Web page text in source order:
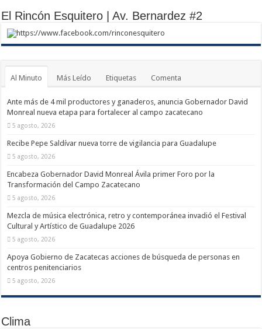
El Rincón Esquitero | Av. Bernardez #2
https://www.facebook.com/rinconesquitero
Al Minuto Más Leído Etiquetas Comenta
Ante más de 4 mil productores y ganaderos, anuncia Gobernador David
Monreal nueva etapa para fortalecer al campo zacatecano
5 agosto, 2026
Recibe Pepe Saldívar nueva torre de vigilancia para Guadalupe
5 agosto, 2026
Encabeza Gobernador David Monreal Ávila primer Foro por la
Transformación del Campo Zacatecano
5 agosto, 2026
Mezcla de música electrónica, retro y contemporánea invadió el Festival
Cultural y Artístico de Guadalupe 2026
5 agosto, 2026
Apoya Gobierno de Zacatecas acciones de búsqueda de personas en
centros penitenciarios
5 agosto, 2026
Clima